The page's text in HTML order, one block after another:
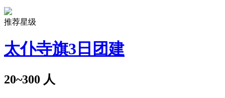
推荐星级
太仆寺旗3日团建
20~300 人